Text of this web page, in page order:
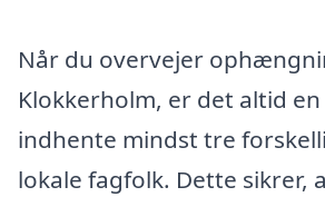
Når du overvejer
Klokkerholm, er det altid
indhente mindst tre
lokale fagfolk. Dette sikrer,